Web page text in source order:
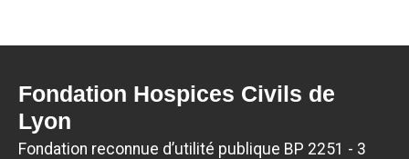
Fondation Hospices Civils de
Lyon
Fondation reconnue d’utilité publique BP 2251 - 3